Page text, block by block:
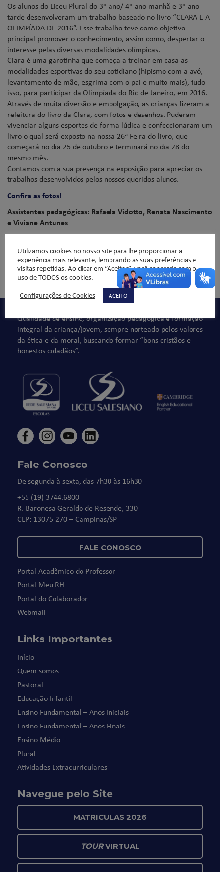
Os alunos do Liceu Plural do 3º ano/ 4º ano manhã e 3º ano
tarde desenvolveram um trabalho baseado no livro “CLARA E A
OLIMPÍADA DE 2016”. Esse trabalho teve como objetivo
principal promover o conhecimento, assim como, despertar o
interesse pelas diversas modalidades olímpicas.
Clara é uma garotinha que começa a treinar em casa as
modalidades esportivas do seu cotidiano (hipismo com a avó,
levantamento de mãe, esgrima com o pai e muito mais), tudo
isso, para participar da Olimpíada do Rio de Janeiro, em 2016.
Através de muita diversão e empolgação, as crianças fizeram a
releitura do livro da Clara, com fotos e desenhos. Puderam
vivenciar alguns esportes de forma lúdica e confeccionaram um
livro o qual será exposto na nossa 26ª Feira do livro, que
começará no dia 25 de outubro e terminará no dia 28 do
mesmo mês.
Contamos com a sua presença na exposição para apreciar os
trabalhos desenvolvidos pelos nossos queridos alunos.
Confira as fotos!
Assistentes pedagógicas: Rafaela Vidotto, Renata Nascimento
e Viviane Antunes
Comentários não são permitidos.
Qualidade de ensino, organização pedagógica e formação
integral da criança/jovem, sempre norteado pelos valores
da ética e da moral, buscando formar “bons cristãos e
honestos cidadãos”.
Fale Conosco
De segunda à sexta, das 7h30 às 16h30
+55 (19) 3744.6800
R. Baronesa Geraldo de Resende, 330
CEP: 13075-270 – Campinas/SP
FALE CONOSCO
Portal Acadêmico do Professor
Portal Meu RH
Portal do Colaborador
Webmail
Links Importantes
Início
Quem somos
Pastoral
Educação Infantil
Ensino Fundamental – Anos Iniciais
Ensino Fundamental – Anos Finais
Ensino Médio
Plural
Atividades Extracurriculares
Navegue pelo Site
MATRÍCULAS 2026
TOURVIRTUAL
Utilizamos cookies no nosso site para lhe proporcionar a
experiência mais relevante, lembrando as suas preferências e
visitas repetidas. Ao clicar em “Aceitar”, você concorda com o
uso de TODOS os cookies.
Configurações de Cookies
ACEITO